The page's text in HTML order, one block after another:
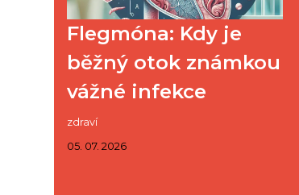
Flegmóna: Kdy je
běžný otok známkou
vážné infekce
zdraví
05. 07. 2026